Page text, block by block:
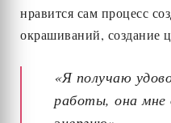
нравится сам процесс
окрашиваний, создание
«Я получаю
работы, она